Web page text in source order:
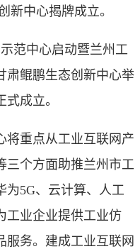
新中心揭牌成立。
范中心启动暨兰州工
肃鲲鹏生态创新中心举
成立。
重点从工业互联网产
三个方面助推兰州市工
为5G、云计算、人工
工业企业提供工业仿
服务。建成工业互联网